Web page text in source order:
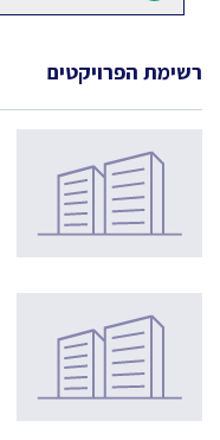
רשימת הפרויקטים